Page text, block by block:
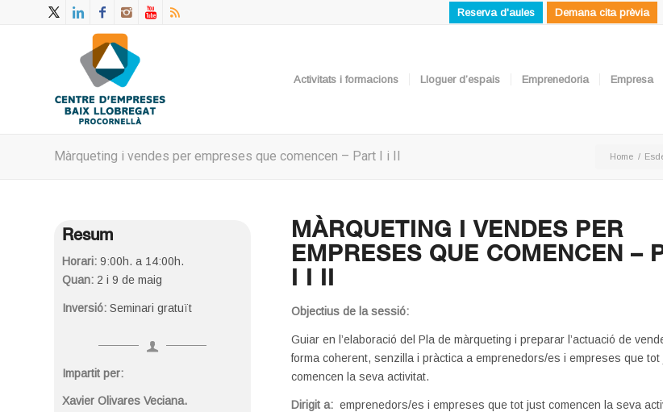
Reserva d'aules Demana cita prèvia
Activitats i formacions Lloguer d’espais Emprenedoria Empresa
Màrqueting i vendes per empreses que comencen – Part I i II Home /
Resum
Horari: 9:00h. a 14:00h.
Quan: 2 i 9 de maig
Inversió: Seminari gratuït
Impartit per:
Xavier Olivares Veciana.
MÀRQUETING I VENDES PER
EMPRESES QUE COMENCEN –
I I II
Objectius de la sessió:
Guiar en l’elaboració del Pla de màrqueting i preparar l’actuació de
forma coherent, senzilla i pràctica a emprenedors/es i empreses que tot
comencen la seva activitat.
Dirigit a: emprenedors/es i empreses que tot just comencen la seva